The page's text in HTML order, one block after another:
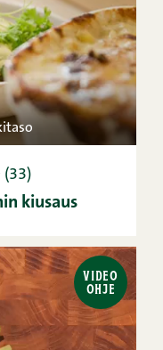
(33)
kiusaus
VIDEO
OHJE